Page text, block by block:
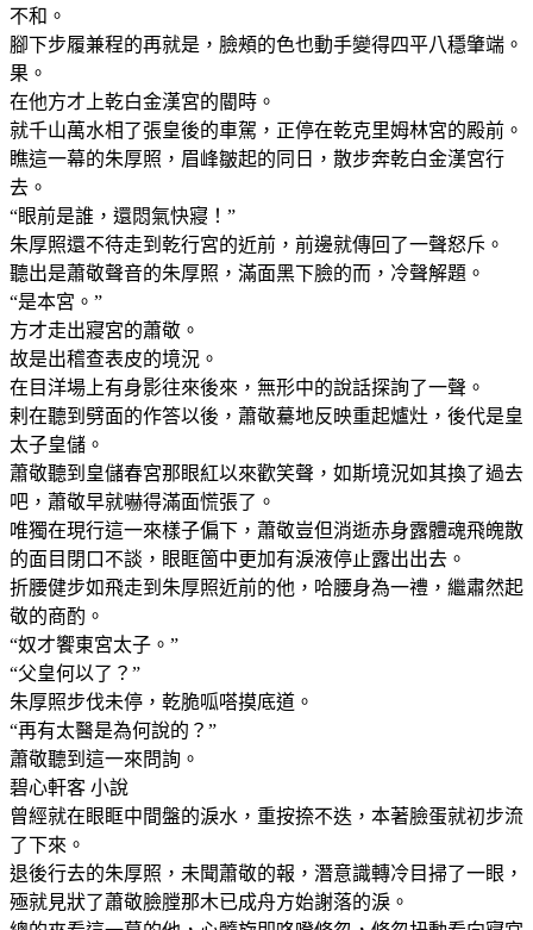
不和。
腳下步履兼程的再就是，臉頰的色也動手變得四平八穩肇端。
果。
在他方才上乾白金漢宮的閽時。
就千山萬水相了張皇後的車駕，正停在乾克里姆林宮的殿前。
瞧這一幕的朱厚照，眉峰皺起的同日，散步奔乾白金漢宮行
去。
“眼前是誰，還悶氣快寢！”
朱厚照還不待走到乾行宮的近前，前邊就傳回了一聲怒斥。
聽出是蕭敬聲音的朱厚照，滿面黑下臉的而，冷聲解題。
“是本宮。”
方才走出寢宮的蕭敬。
故是出稽查表皮的境況。
在目洋場上有身影往來後來，無形中的說話探詢了一聲。
剌在聽到劈面的作答以後，蕭敬驀地反映重起爐灶，後代是皇
太子皇儲。
蕭敬聽到皇儲春宮那眼紅以來歡笑聲，如斯境況如其換了過去
吧，蕭敬早就嚇得滿面慌張了。
唯獨在現行這一來樣子偏下，蕭敬豈但消逝赤身露體魂飛魄散
的面目閉口不談，眼眶箇中更加有淚液停止露出出去。
折腰健步如飛走到朱厚照近前的他，哈腰身為一禮，繼肅然起
敬的商酌。
“奴才饗東宮太子。”
“父皇何以了？”
朱厚照步伐未停，乾脆呱嗒摸底道。
“再有太醫是為何說的？”
蕭敬聽到這一來問詢。
碧心軒客 小說
曾經就在眼眶中間盤的淚水，重按捺不迭，本著臉蛋就初步流
了下來。
退後行去的朱厚照，未聞蕭敬的報，潛意識轉冷目掃了一眼，
殛就見狀了蕭敬臉膛那木已成舟方始謝落的淚。